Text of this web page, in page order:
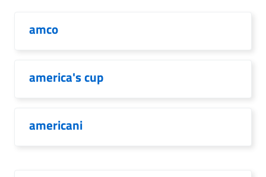
amco
america's cup
americani